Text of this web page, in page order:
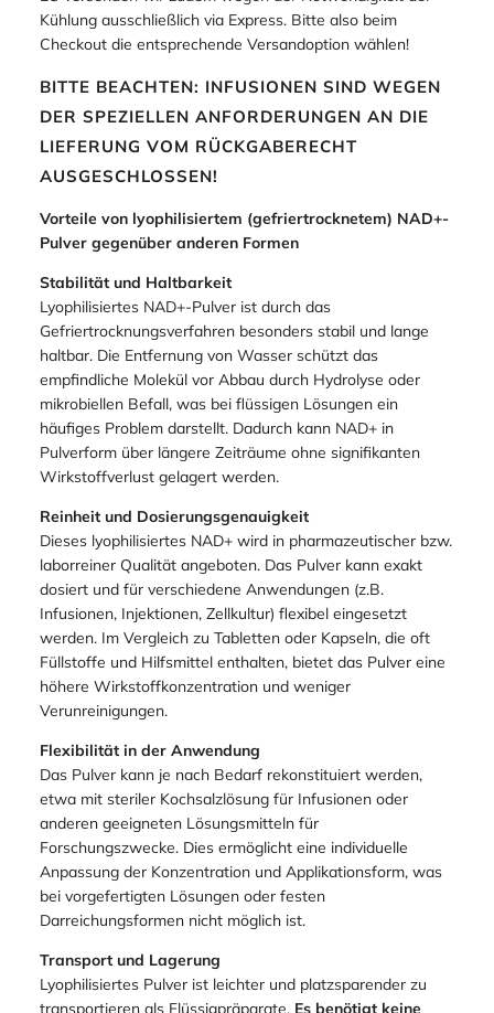
tragen Sie das Risiko, falls es in Ihrem Land Probleme mit
dem Import geben sollte. Bestellen Sie also nicht, ohne
auch importieren dürfen! Bei Lieferungen außerhalb der
EU versenden wir zudem wegen der Notwendigkeit der
Kühlung ausschließlich via Express. Bitte also beim
Checkout die entsprechende Versandoption wählen!
DER SPEZIELLEN ANFORDERUNGEN AN DIE
AUSGESCHLOSSEN!
Vorteile von lyophilisiertem (gefriertrocknetem) NAD+-
Pulver gegenüber anderen Formen
Stabilität und Haltbarkeit
Lyophilisiertes NAD+-Pulver ist durch das
Gefriertrocknungsverfahren besonders stabil und lange
haltbar. Die Entfernung von Wasser schützt das
mikrobiellen Befall, was bei flüssigen Lösungen ein
häufiges Problem darstellt. Dadurch kann NAD+ in
Pulverform über längere Zeiträume ohne signifikanten
Wirkstoffverlust gelagert werden.
Reinheit und Dosierungsgenauigkeit
Dieses lyophilisiertes NAD+ wird in pharmazeutischer bzw.
laborreiner Qualität angeboten. Das Pulver kann exakt
dosiert und für verschiedene Anwendungen (z.B.
werden. Im Vergleich zu Tabletten oder Kapseln, die oft
Füllstoffe und Hilfsmittel enthalten, bietet das Pulver eine
höhere Wirkstoffkonzentration und weniger
Verunreinigungen.
Flexibilität in der Anwendung
Das Pulver kann je nach Bedarf rekonstituiert werden,
etwa mit steriler Kochsalzlösung für Infusionen oder
Forschungszwecke. Dies ermöglicht eine individuelle
Anpassung der Konzentration und Applikationsform, was